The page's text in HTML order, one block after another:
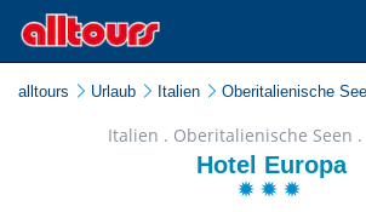
alltours Urlaub Italien Oberitalienische
Italien . Oberitalienische Seen .
Hotel Europa